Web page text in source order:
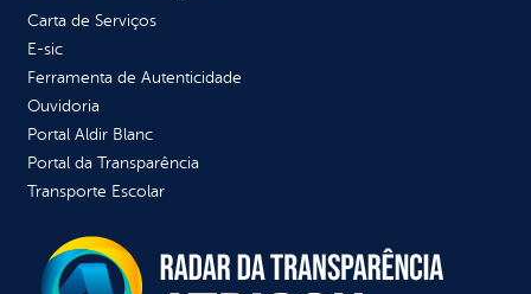
Carta de Serviços
E-sic
Ferramenta de Autenticidade
Ouvidoria
Portal Aldir Blanc
Portal da Transparência
Transporte Escolar